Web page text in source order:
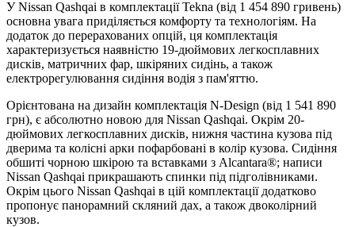
У Nissan Qashqai в комплектації Tekna (від 1 454 890 гривень)
основна увага приділяється комфорту та технологіям. На
додаток до перерахованих опцій, ця комплектація
характеризується наявністю 19-дюймових легкосплавних
дисків, матричних фар, шкіряних сидінь, а також
електрорегулювання сидіння водія з пам'яттю.
Орієнтована на дизайн комплектація N-Design (від 1 541 890
грн), є абсолютно новою для Nissan Qashqai. Окрім 20-
дюймових легкосплавних дисків, нижня частина кузова під
дверима та колісні арки пофарбовані в колір кузова. Сидіння
обшиті чорною шкірою та вставками з Alcantara®; написи
Nissan Qashqai прикрашають спинки під підголівниками.
Окрім цього Nissan Qashqai в цій комплектації додатково
пропонує панорамний скляний дах, а також двоколірний
кузов.